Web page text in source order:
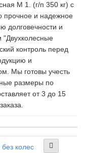
М 1. (г/п 350 кг) c
прочное и надежное
долговечности и
"Двухколесные
контроль перед
и
Мы готовы учесть
размеры по
от 3 до 15